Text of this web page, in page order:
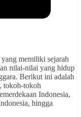
memiliki sejarah
nilai-nilai yang hidup
Berikut ini adalah
tokoh-tokoh
Indonesia,
hingga